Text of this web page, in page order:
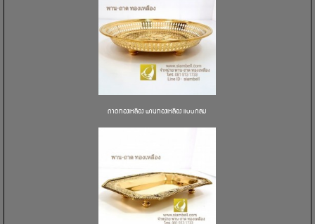
ถาดทองเหลือง พานทองเหลือง แบบกลม